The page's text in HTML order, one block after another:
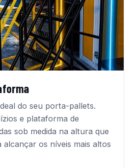
do seu porta-pallets.
e plataforma de
sob medida na altura que
os níveis mais altos